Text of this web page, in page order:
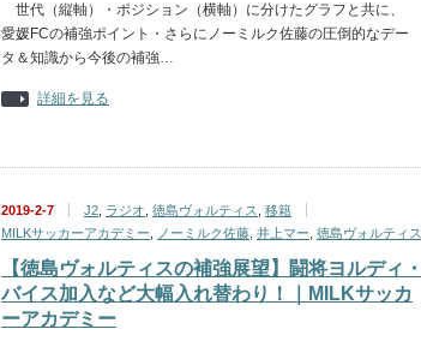
世代（縦軸）・ポジション（横軸）に分けたグラフと共に、
愛媛FCの補強ポイント・さらにノーミルク佐藤の圧倒的なデー
タ＆知識から今後の補強…
詳細を見る
2019-2-7 J2 ラジオ 徳島ヴォルティス
移籍
MILKサッカーアカデミー
ノーミルク佐藤 井上マー 徳島ヴォルティス
【徳島ヴォルティスの補強展望】闘将ヨルディ・
バイス加入など大幅入れ替わり！｜MILKサッカ
ーアカデミー